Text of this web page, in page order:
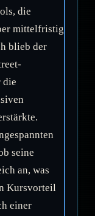
die
mittelfristig
blieb der
die
seine
an, was
Kursvorteil
einer